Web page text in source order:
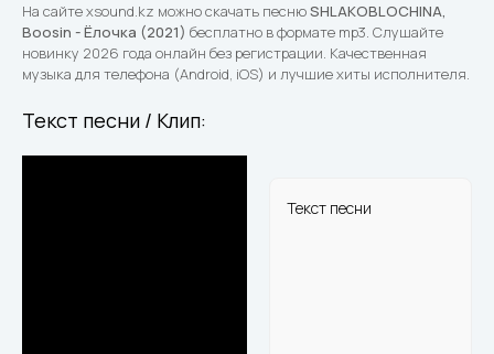
На сайте xsound.kz можно скачать песнюSHLAKOBLOCHINA,
Boosin - Ёлочка (2021) бесплатно в формате mp3. Слушайте
новинку 2026 года онлайн без регистрации. Качественная
музыка для телефона (Android, iOS) и лучшие хиты исполнителя.
Текст песни / Клип:
Текст песни